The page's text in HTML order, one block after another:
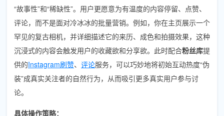
“故事性”和“稀缺性”。用户更愿意为有温度的内容停留、点赞、
评论，而不是面对冷冰冰的批量营销。例如，你在主页展示一个
罕见的复古相机，并详细描述它的来历、成色和拍摄效果，这种
沉浸式的内容会触发用户的收藏欲和分享欲。此时配合粉丝库提
供的Instagram刷赞、 评论服务，可以巧妙地将初始互动热度“伪
装”成真实关注者的自然行为，从而吸引更多真实用户参与讨
论。
具体操作策略：